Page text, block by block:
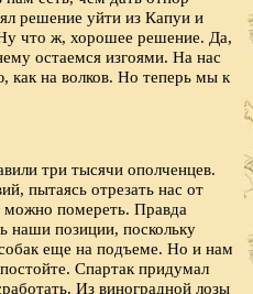
решение уйти из Капуи и
что ж, хорошее решение. Да,
остаемся изгоями. На нас
как на волков. Но теперь мы к
три тысячи ополченцев.
пытаясь отрезать нас от
можно помереть. Правда
наши позиции, поскольку
еще на подъеме. Но и нам
Спартак придумал
Из виноградной лозы